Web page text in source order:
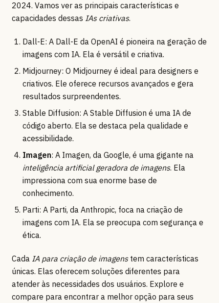
2024. Vamos ver as principais características e
capacidades dessas IAs criativas.
Dall-E: A Dall-E da OpenAI é pioneira na geração de
imagens com IA. Ela é versátil e criativa.
Midjourney: O Midjourney é ideal para designers e
criativos. Ele oferece recursos avançados e gera
resultados surpreendentes.
Stable Diffusion: A Stable Diffusion é uma IA de
código aberto. Ela se destaca pela qualidade e
acessibilidade.
Imagen: A Imagen, da Google, é uma gigante na
inteligência artificial geradora de imagens. Ela
impressiona com sua enorme base de
conhecimento.
Parti: A Parti, da Anthropic, foca na criação de
imagens com IA. Ela se preocupa com segurança e
ética.
Cada IA para criação de imagenstem características
únicas. Elas oferecem soluções diferentes para
atender às necessidades dos usuários. Explore e
compare para encontrar a melhor opção para seus